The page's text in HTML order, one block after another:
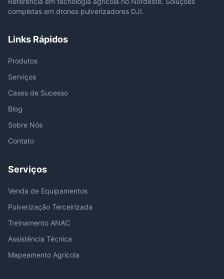
completas em drones pulverizadores DJI.
Links Rápidos
Produtos
Serviços
Cases de Sucesso
Blog
Sobre Nós
Contato
Serviços
Venda de Equipamentos
Pulverização Terceirizada
Treinamento ANAC
Assistência Técnica
Mapeamento Agrícola